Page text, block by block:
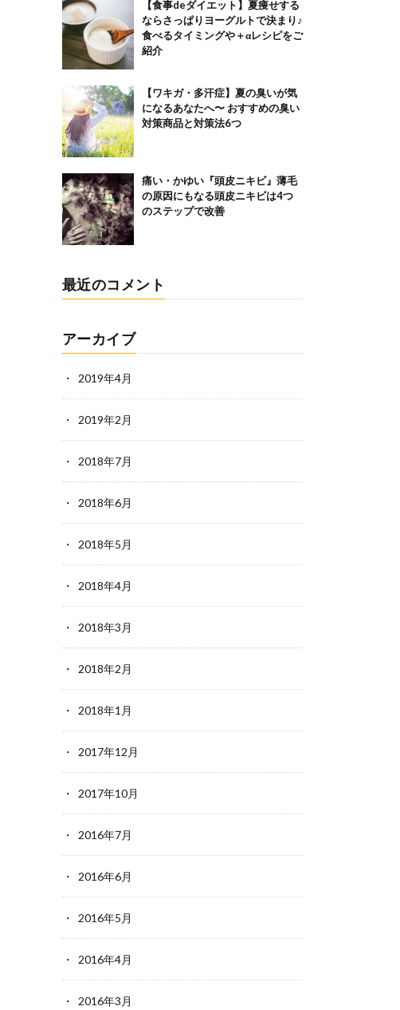
【食事deダイエット】夏痩せする
ならさっぱりヨーグルトで決まり♪
食べるタイミングや＋αレシピをご
紹介
【ワキガ・多汗症】夏の臭いが気
になるあなたへ〜 おすすめの臭い
対策商品と対策法6つ
痛い・かゆい『頭皮ニキビ』薄毛
の原因にもなる頭皮ニキビは4つ
のステップで改善
最近のコメント
アーカイブ
2019年4月
2019年2月
2018年7月
2018年6月
2018年5月
2018年4月
2018年3月
2018年2月
2018年1月
2017年12月
2017年10月
2016年7月
2016年6月
2016年5月
2016年4月
2016年3月